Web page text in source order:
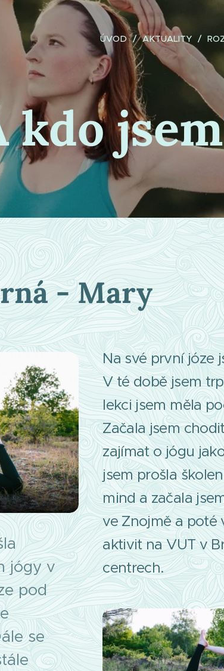
ÚVOD AKTUALITY
kdo
- Mary
jógy v
pod
se
Na své první józe
V té době jsem
lekci jsem měla
Začala jsem
zajímat o jógu
jsem prošla
mind a začala
ve Znojmě a poté
aktivit na VUT v
centrech.